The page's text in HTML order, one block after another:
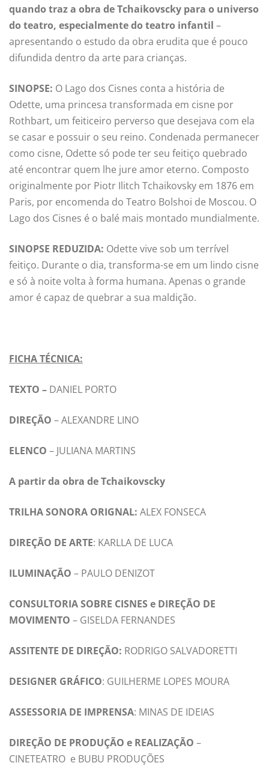
quando traz a obra de Tchaikovscky para o universo
do teatro, especialmente do teatro infantil –
apresentando o estudo da obra erudita que é pouco
difundida dentro da arte para crianças.
SINOPSE: O Lago dos Cisnes conta a história de
Odette, uma princesa transformada em cisne por
Rothbart, um feiticeiro perverso que desejava com ela
se casar e possuir o seu reino. Condenada permanecer
como cisne, Odette só pode ter seu feitiço quebrado
até encontrar quem lhe jure amor eterno. Composto
originalmente por Piotr Ilitch Tchaikovsky em 1876 em
Paris, por encomenda do Teatro Bolshoi de Moscou. O
Lago dos Cisnes é o balé mais montado mundialmente.
SINOPSE REDUZIDA: Odette vive sob um terrível
feitiço. Durante o dia, transforma-se em um lindo cisne
e só à noite volta à forma humana. Apenas o grande
amor é capaz de quebrar a sua maldição.
FICHA TÉCNICA:
TEXTO – DANIEL PORTO
DIREÇÃO – ALEXANDRE LINO
ELENCO – JULIANA MARTINS
A partir da obra de Tchaikovscky
TRILHA SONORA ORIGNAL: ALEX FONSECA
DIREÇÃO DE ARTE: KARLLA DE LUCA
ILUMINAÇÃO – PAULO DENIZOT
CONSULTORIA SOBRE CISNES e DIREÇÃO DE
MOVIMENTO – GISELDA FERNANDES
ASSITENTE DE DIREÇÃO: RODRIGO SALVADORETTI
DESIGNER GRÁFICO: GUILHERME LOPES MOURA
ASSESSORIA DE IMPRENSA: MINAS DE IDEIAS
DIREÇÃO DE PRODUÇÃO e REALIZAÇÃO –
CINETEATRO e BUBU PRODUÇÕES